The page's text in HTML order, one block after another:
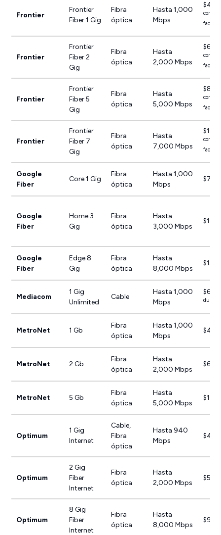
Frontier
Frontier
Fiber 1 Gig
Fibra
óptica
Hasta 1,000
Mbps
con
factura
Frontier
Frontier
Fiber 2
Gig
Fibra
óptica
Hasta
2,000 Mbps
con
factura
Frontier
Frontier
Fiber 5
Gig
Fibra
óptica
Hasta
5,000 Mbps
con
factura
Frontier
Frontier
Fiber 7
Gig
Fibra
óptica
Hasta
7,000 Mbps
con
factura
Google
Fiber
Core 1 Gig
Fibra
óptica
Hasta 1,000
Mbps
Google
Fiber
Home 3
Gig
Fibra
óptica
Hasta
3,000 Mbps
Google
Fiber
Edge 8
Gig
Fibra
óptica
Hasta
8,000 Mbps
Mediacom
1 Gig
Unlimited
Cable
Hasta 1,000
Mbps
$65/
MetroNet 1 Gb
Fibra
óptica
Hasta 1,000
Mbps
MetroNet 2 Gb
Fibra
óptica
Hasta
2,000 Mbps
MetroNet 5 Gb
Fibra
óptica
Hasta
5,000 Mbps
Optimum
1 Gig
Internet
Cable,
Fibra
óptica
Hasta 940
Mbps
$45/
Optimum
2 Gig
Fiber
Internet
Fibra
óptica
Hasta
2,000 Mbps
$50/
Optimum
8 Gig
Fiber
Internet
Fibra
óptica
Hasta
8,000 Mbps
$90/